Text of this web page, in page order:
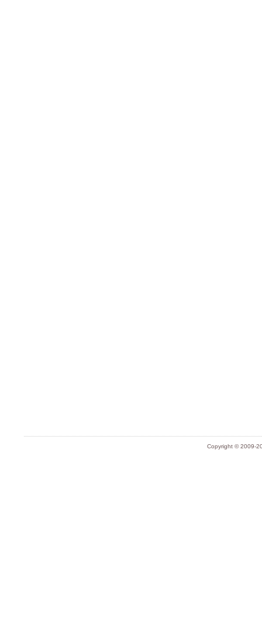
Copyright © 2009-